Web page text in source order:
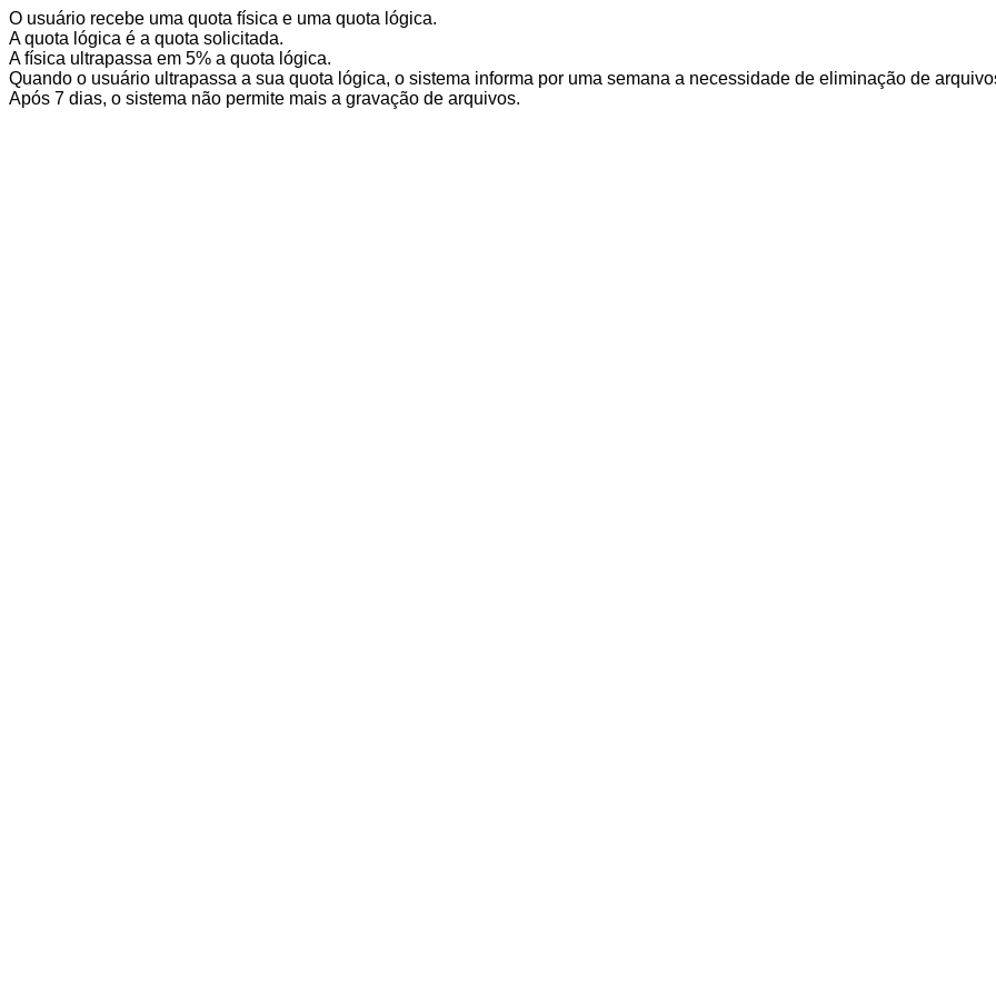
O usuário recebe uma quota física e uma quota lógica.
A quota lógica é a quota solicitada.
A física ultrapassa em 5% a quota lógica.
Quando o usuário ultrapassa a sua quota lógica, o sistema informa por uma semana a necessidade de eliminação de
Após 7 dias, o sistema não permite mais a gravação de arquivos.